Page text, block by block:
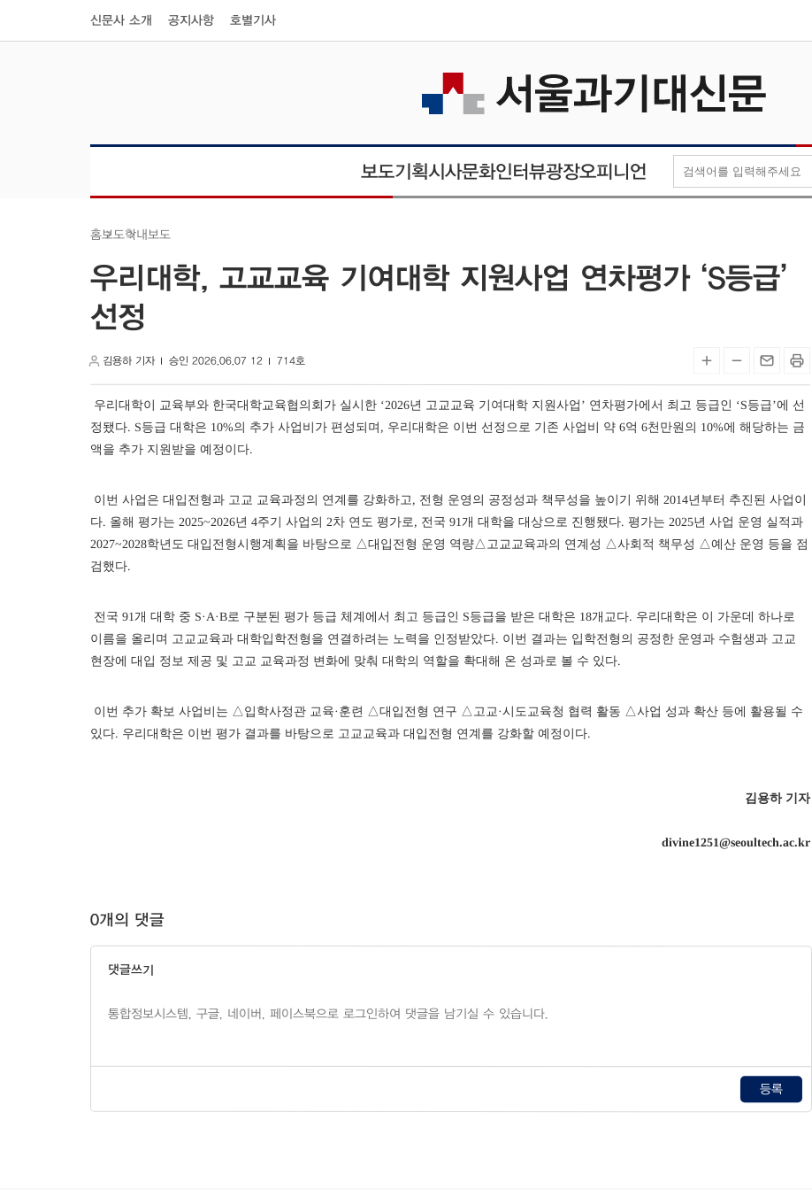
신문사 소개 공지사항 호별기사
보도기획시사문화인터뷰광장오피니언
홈보도 학내보도
우리대학, 고교교육 기여대학 지원사업 연차평가 ‘S등급’
선정
김용하 기자 승인 2026.06.07 12 714호
우리대학이 교육부와 한국대학교육협의회가 실시한 ‘2026년 고교교육 기여대학 지원사업’ 연차평가에서 최고 등급인 ‘S등급’에 선
정됐다. S등급 대학은 10%의 추가 사업비가 편성되며, 우리대학은 이번 선정으로 기존 사업비 약 6억 6천만원의 10%에 해당하는 금
액을 추가 지원받을 예정이다.
이번 사업은 대입전형과 고교 교육과정의 연계를 강화하고, 전형 운영의 공정성과 책무성을 높이기 위해 2014년부터 추진된 사업이
다. 올해 평가는 2025~2026년 4주기 사업의 2차 연도 평가로, 전국 91개 대학을 대상으로 진행됐다. 평가는 2025년 사업 운영 실적과
2027~2028학년도 대입전형시행계획을 바탕으로 △대입전형 운영 역량△고교교육과의 연계성 △사회적 책무성 △예산 운영 등을 점
검했다.
전국 91개 대학 중 S·A·B로 구분된 평가 등급 체계에서 최고 등급인 S등급을 받은 대학은 18개교다. 우리대학은 이 가운데 하나로
이름을 올리며 고교교육과 대학입학전형을 연결하려는 노력을 인정받았다. 이번 결과는 입학전형의 공정한 운영과 수험생과 고교
현장에 대입 정보 제공 및 고교 교육과정 변화에 맞춰 대학의 역할을 확대해 온 성과로 볼 수 있다.
이번 추가 확보 사업비는 △입학사정관 교육·훈련 △대입전형 연구 △고교·시도교육청 협력 활동 △사업 성과 확산 등에 활용될 수
있다. 우리대학은 이번 평가 결과를 바탕으로 고교교육과 대입전형 연계를 강화할 예정이다.
김용하 기자
divine1251@seoultech.ac.kr
0개의 댓글
댓글쓰기
등록